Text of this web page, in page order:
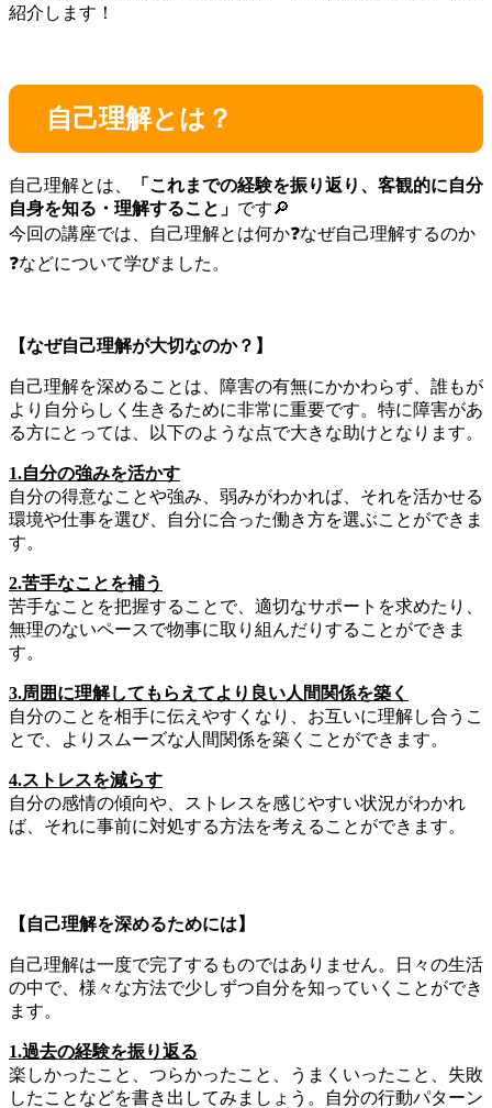
紹介します！
自己理解とは？
自己理解とは、
「これまでの経験を振り返り、客観的に自分
自身を知る・理解すること」 です🔎
今回の講座では、自己理解とは何か❓️なぜ自己理解するのか
❓️などについて学びました。
【なぜ自己理解が大切なのか？】
自己理解を深めることは、障害の有無にかかわらず、誰もが
より自分らしく生きるために非常に重要です。特に障害があ
る方にとっては、以下のような点で大きな助けとなります。
1.自分の強みを活かす
自分の得意なことや強み、弱みがわかれば、それを活かせる
環境や仕事を選び、自分に合った働き方を選ぶことができま
す。
2.苦手なことを補う
苦手なことを把握することで、適切なサポートを求めたり、
無理のないペースで物事に取り組んだりすることができま
す。
3.周囲に理解してもらえてより良い人間関係を築く
自分のことを相手に伝えやすくなり、お互いに理解し合うこ
とで、よりスムーズな人間関係を築くことができます。
4.ストレスを減らす
自分の感情の傾向や、ストレスを感じやすい状況がわかれ
ば、それに事前に対処する方法を考えることができます。
【自己理解を深めるためには】
自己理解は一度で完了するものではありません。日々の生活
の中で、様々な方法で少しずつ自分を知っていくことができ
ます。
1.過去の経験を振り返る
楽しかったこと、つらかったこと、うまくいったこと、失敗
したことなどを書き出してみましょう。自分の行動パターン